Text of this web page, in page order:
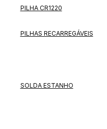
PILHA CR1220
PILHAS RECARREGÁVEIS
SOLDA ESTANHO